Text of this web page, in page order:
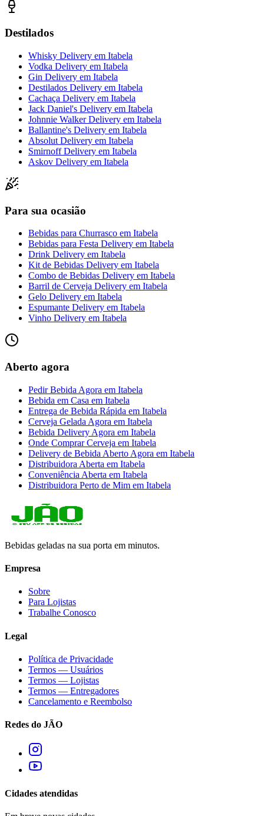
Destilados
Whisky Delivery em Itabela
Vodka Delivery em Itabela
Gin Delivery em Itabela
Destilados Delivery em Itabela
Cachaça Delivery em Itabela
Jack Daniel's Delivery em Itabela
Johnnie Walker Delivery em Itabela
Ballantine's Delivery em Itabela
Absolut Delivery em Itabela
Smirnoff Delivery em Itabela
Askov Delivery em Itabela
Para sua ocasião
Bebidas para Churrasco em Itabela
Bebidas para Festa Delivery em Itabela
Drink Delivery em Itabela
Kit de Bebidas Delivery em Itabela
Combo de Bebidas Delivery em Itabela
Barril de Cerveja Delivery em Itabela
Gelo Delivery em Itabela
Espumante Delivery em Itabela
Vinho Delivery em Itabela
Aberto agora
Pedir Bebida Agora em Itabela
Bebida em Casa em Itabela
Entrega de Bebida Rápida em Itabela
Cerveja Gelada Agora em Itabela
Bebida Delivery Agora em Itabela
Onde Comprar Cerveja em Itabela
Delivery de Bebida Aberto Agora em Itabela
Distribuidora Aberta em Itabela
Conveniência Aberta em Itabela
Distribuidora Perto de Mim em Itabela
Bebidas geladas na sua porta em minutos.
Empresa
Sobre
Para Lojistas
Trabalhe Conosco
Legal
Política de Privacidade
Termos — Usuários
Termos — Lojistas
Termos — Entregadores
Cancelamento e Reembolso
Redes do JÃO
Cidades atendidas